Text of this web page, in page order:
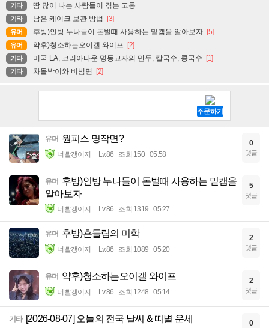
기타 땀 많이 나는 사람들이 겪는 고통
기타 남은 케이크 보관 방법 [3]
유머 후방)인방 누나들이 돈벌때 사용하는 밑캠을 알아보자 [5]
유머 약후)청소하는오이갤 와이프 [2]
기타 미국 LA, 코리아타운 명동교자의 만두, 칼국수, 콩국수 [1]
기타 차돌박이와 비빔면 [2]
유머 원피스 명작면?
너빨갱이지 Lv.86 조회 150 05:58
0
댓글
유머 후방)인방 누나들이 돈벌때 사용하는 밑캠을
알아보자
너빨갱이지 Lv.86 조회 1319 05:27
5
댓글
유머 후방)흔들림의 미학
너빨갱이지 Lv.86 조회 1089 05:20
2
댓글
유머 약후)청소하는오이갤 와이프
너빨갱이지 Lv.86 조회 1248 05:14
2
댓글
기타 [2026-08-07] 오늘의 전국 날씨 & 띠별 운세 0